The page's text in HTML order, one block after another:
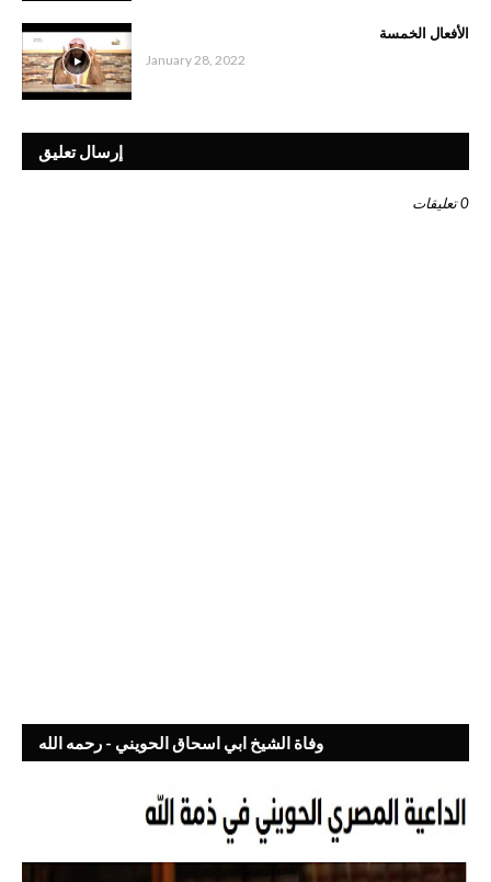
الأفعال الخمسة
January 28, 2022
إرسال تعليق
0 تعليقات
وفاة الشيخ ابي اسحاق الحويني - رحمه الله